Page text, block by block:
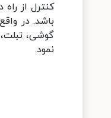
کنترل از
باشد. در
نمود.